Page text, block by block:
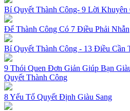
Bí Quyết Thành Công- 9 Lời
Để Thành Công Có 7 Điều Phải Nhẫn
Bí Quyết Thành Công - 13 Điều Cần
9 Thói Quen Đơn Giản Giúp Bạn
Quyết Thành Công
8 Yếu Tố Quyết Định Giàu Sang